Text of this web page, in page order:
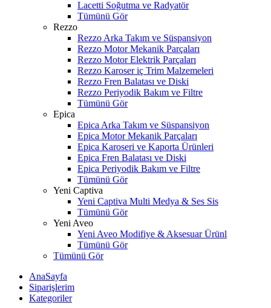
Lacetti Soğutma ve Radyatör
Tümünü Gör
Rezzo
Rezzo Arka Takım ve Süspansiyon
Rezzo Motor Mekanik Parçaları
Rezzo Motor Elektrik Parçaları
Rezzo Karoser iç Trim Malzemeleri
Rezzo Fren Balatası ve Diski
Rezzo Periyodik Bakım ve Filtre
Tümünü Gör
Epica
Epica Arka Takım ve Süspansiyon
Epica Motor Mekanik Parçaları
Epica Karoseri ve Kaporta Ürünleri
Epica Fren Balatası ve Diski
Epica Periyodik Bakım ve Filtre
Tümünü Gör
Yeni Captiva
Yeni Captiva Multi Medya & Ses Sis
Tümünü Gör
Yeni Aveo
Yeni Aveo Modifiye & Aksesuar Ürünl
Tümünü Gör
Tümünü Gör
AnaSayfa
Siparişlerim
Kategoriler